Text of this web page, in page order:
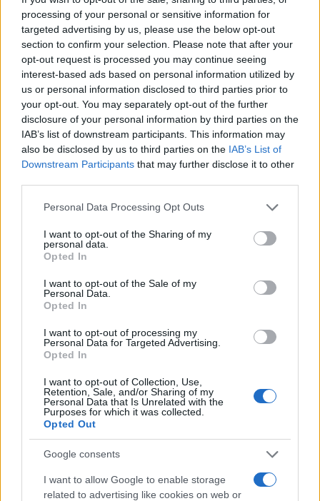
processing of your personal or sensitive information for
targeted advertising by us, please use the below opt-out
section to confirm your selection. Please note that after your
opt-out request is processed you may continue seeing
interest-based ads based on personal information utilized by
us or personal information disclosed to third parties prior to
your opt-out. You may separately opt-out of the further
disclosure of your personal information by third parties on the
IAB’s list of downstream participants. This information may
also be disclosed by us to third parties on the IAB’s List of
Downstream Participants that may further disclose it to other
Please note that this website/app uses one or more Google
not limited to your visit or usage behaviour. You may click to
grant or deny consent to Google and its third-party tags to
use your data for below specified purposes in below Google
consent section.
Personal Data Processing Opt Outs
I want to opt-out of the Sharing of my
personal data.
Opted In
I want to opt-out of the Sale of my
Personal Data.
Opted In
I want to opt-out of processing my
Personal Data for Targeted Advertising.
Opted In
I want to opt-out of Collection, Use,
Retention, Sale, and/or Sharing of my
Personal Data that Is Unrelated with the
Purposes for which it was collected.
Opted Out
Google consents
I want to allow Google to enable storage
related to advertising like cookies on web or
Condividi l'articolo
F
a
ce
b
o
o
k
T
w
it
te
r
Pi
n
te
re
st
W
h
at
s
A
p
p
S
h
a
re
Articolo precedente
Prossimo articolo
NOTIZIE RECENTI
Auto finisce contro un muretto, un ferito ad
Arzachena
Incidente a Baia Sardinia, scontro tra auto e
moto: un ferito
Olbia, le previsioni meteo per lunedì 10 agosto
Le ultime offerte di lavoro a Olbia e in Gallura
Cumuli di rifiuti a Santa Teresa Gallura, la
segnalazione dei residenti